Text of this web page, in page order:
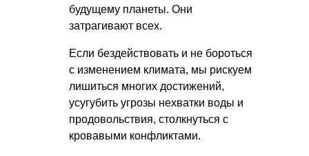
будущему планеты. Они
затрагивают всех.
Если бездействовать и не бороться
с изменением климата, мы рискуем
лишиться многих достижений,
усугубить угрозы нехватки воды и
продовольствия, столкнуться с
кровавыми конфликтами.